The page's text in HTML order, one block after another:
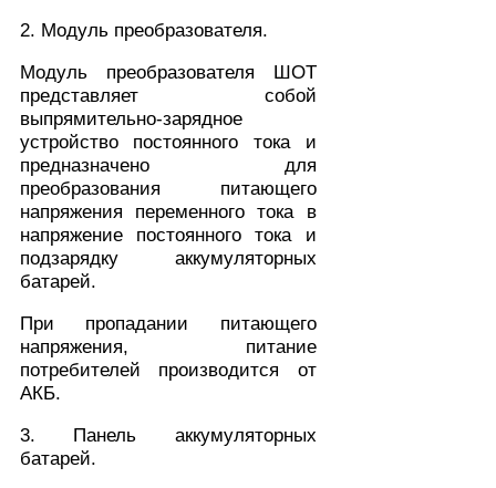
2. Модуль преобразователя.
Модуль преобразователя ШОТ
представляет собой
выпрямительно-зарядное
устройство постоянного тока и
предназначено для
преобразования питающего
напряжения переменного тока в
напряжение постоянного тока и
подзарядку аккумуляторных
батарей.
При пропадании питающего
напряжения, питание
потребителей производится от
АКБ.
3. Панель аккумуляторных
батарей.